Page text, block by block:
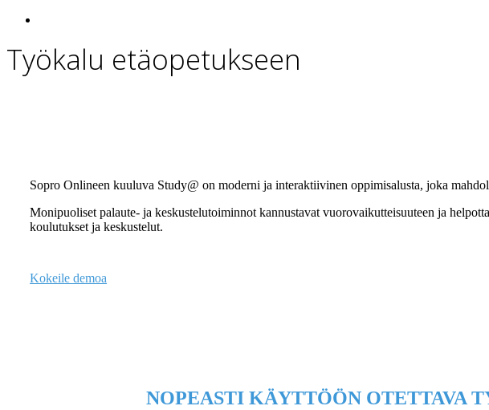
Työkalu etäopetukseen
Sopro Onlineen kuuluva Study@ on moderni ja interaktiivinen oppimisalusta, joka
Monipuoliset palaute- ja keskustelutoiminnot kannustavat vuorovaikutteisuuteen ja
koulutukset ja keskustelut.
Kokeile demoa
NOPEASTI KÄYTTÖÖN OTETTAVA